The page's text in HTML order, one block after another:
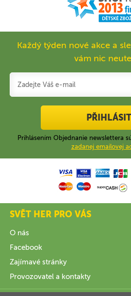
Každý týden nové akce a
vám nic
PŘIHLÁSIT
Prihlásením Objednanie newslettera
zadanej emailovej
SVĚT HER PRO VÁS
O nás
Facebook
Zajímavé stránky
Provozovatel a kontakty